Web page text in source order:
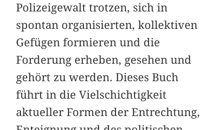
Polizeigewalt trotzen, sich in
spontan organisierten, kollektiven
Gefügen formieren und die
Forderung erheben, gesehen und
gehört zu werden. Dieses Buch
führt in die Vielschichtigkeit
aktueller Formen der Entrechtung,